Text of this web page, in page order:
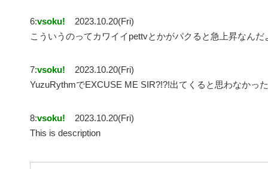
6:vsoku!
2023.10.20(Fri)
こういうのってカワイイpettvとかがパクると急上昇なんだ
7:vsoku!
2023.10.20(Fri)
YuzuRythmでEXCUSE ME SIR?!?!出てくると思わなかっ
8:vsoku!
2023.10.20(Fri)
This is description